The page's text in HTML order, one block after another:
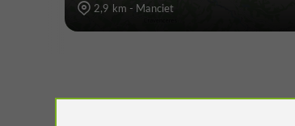
2,9 km - Manciet